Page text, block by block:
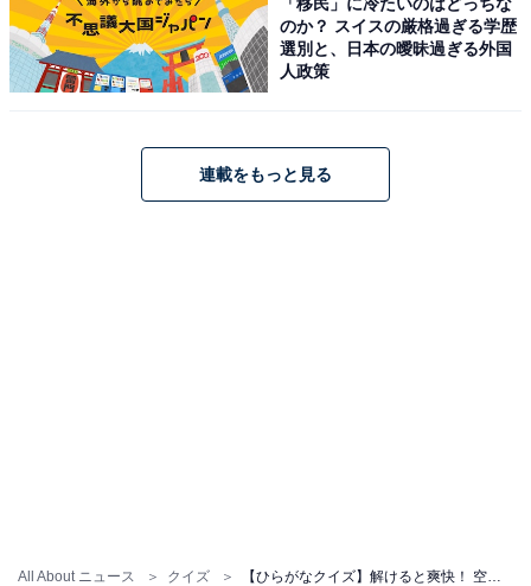
All About ニュース クイズ
のか？ スイスの厳格過ぎる学歴
選別と、日本の曖昧過ぎる外国
人政策
連載をもっと見る